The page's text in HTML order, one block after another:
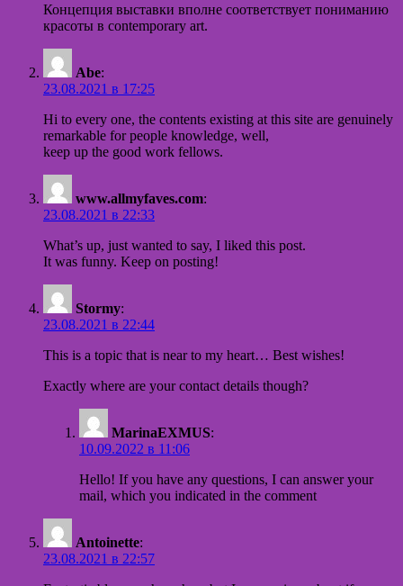
Концепция выставки вполне соответствует пониманию
красоты в contemporary art.
Abe:
23.08.2021 в 17:25
Hi to every one, the contents existing at this site are genuinely
remarkable for people knowledge, well,
keep up the good work fellows.
www.allmyfaves.com:
23.08.2021 в 22:33
What’s up, just wanted to say, I liked this post.
It was funny. Keep on posting!
Stormy:
23.08.2021 в 22:44
This is a topic that is near to my heart… Best wishes!
Exactly where are your contact details though?
MarinaEXMUS:
10.09.2022 в 11:06
Hello! If you have any questions, I can answer your
mail, which you indicated in the comment
Antoinette:
23.08.2021 в 22:57